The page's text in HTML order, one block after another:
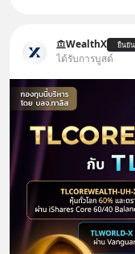
WealthX ยืนยั
ได้รับการบูสต์